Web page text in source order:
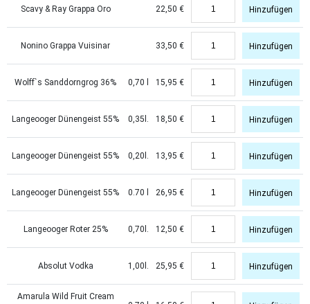
Scavy & Ray Grappa Oro 22,50 € Hinzufügen
Nonino Grappa Vuisinar 33,50 € Hinzufügen
Wolff`s Sanddorngrog 36% 0,70 l 15,95 € Hinzufügen
Langeooger Dünengeist 55% 0,35l. 18,50 € Hinzufügen
Langeooger Dünengeist 55% 0,20l. 13,95 € Hinzufügen
Langeooger Dünengeist 55% 0.70 l 26,95 € Hinzufügen
Langeooger Roter 25% 0,70l. 12,50 € Hinzufügen
Absolut Vodka 1,00l. 25,95 € Hinzufügen
Amarula Wild Fruit Cream